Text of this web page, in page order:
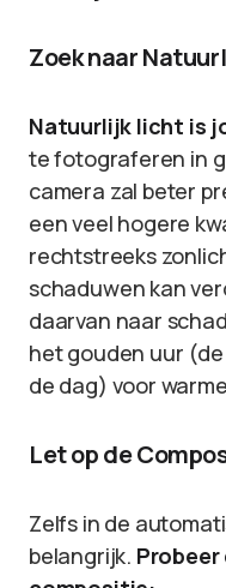
Zoek naar
Natuurlijk licht is
te fotograferen in
camera zal beter
een veel hogere
rechtstreeks
schaduwen kan
daarvan naar
het gouden uur
de dag) voor
Let op de
Zelfs in de
belangrijk.